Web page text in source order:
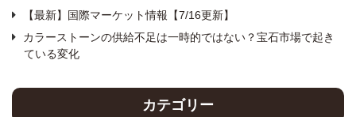
【最新】国際マーケット情報【7/16更新】
カラーストーンの供給不足は一時的ではない？宝石市場で起き
ている変化
カテゴリー